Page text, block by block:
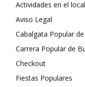
Actividades en el local
Aviso Legal
Cabalgata Popular
Carrera Popular de
Checkout
Fiestas Populares